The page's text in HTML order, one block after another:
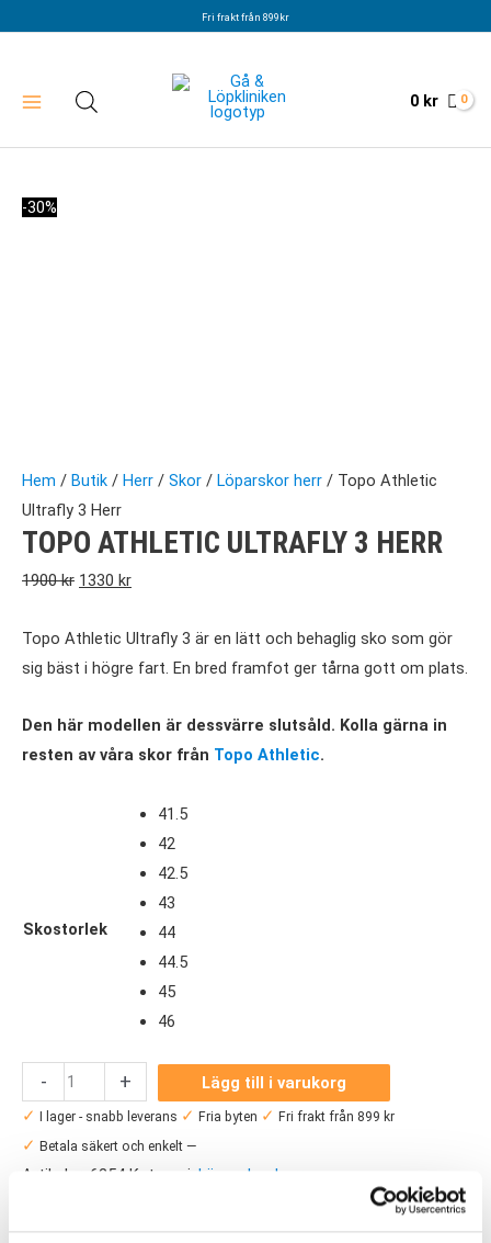
Fri frakt från 899kr
0 kr
-30%
Hem / Butik / Herr / Skor / Löparskor herr / Topo Athletic
Ultrafly 3 Herr
TOPO ATHLETIC ULTRAFLY 3 HERR
1900kr Det
priset
var:
1330 krDet
priset
är:
Topo Athletic Ultrafly 3 är en lätt och behaglig sko som gör
sig bäst i högre fart. En bred framfot ger tårna gott om plats.
Den här modellen är dessvärre slutsåld. Kolla gärna in
resten av våra skor från Topo Athletic.
Skostorlek
41.5
42
42.5
43
44
44.5
45
46
-
Athletic
3
+
Lägg till i varukorg
✓
I lager - snabb leverans ✓ Fria byten ✓ Fri frakt från 899 kr
✓ Betala säkert och enkelt —
Artikelnr: 6254 Kategori: Löparskor herr
Saldo weblager. För aktuellt butikssaldo, kontakta din
närmstabutik.